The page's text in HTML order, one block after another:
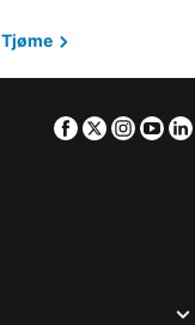
Tjøme
Facebook
Twitter